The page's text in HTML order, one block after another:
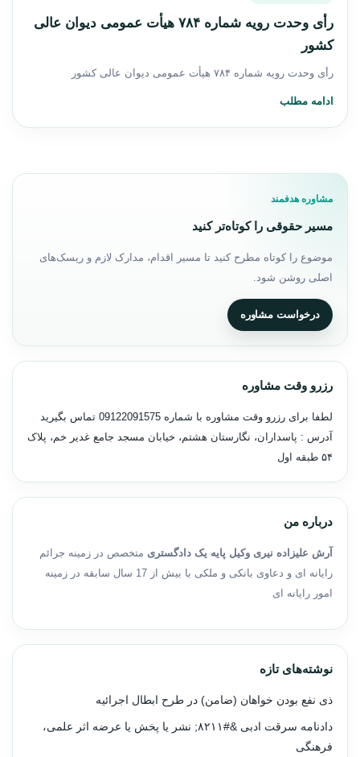
رأی وحدت رویه شماره ۷۸۴ هیأت عمومی دیوان عالی
کشور
رأی وحدت رویه شماره ۷۸۴ هیأت عمومی دیوان عالی کشور
ادامه مطلب
مشاوره هدفمند
مسیر حقوقی را کوتاه‌تر کنید
موضوع را کوتاه مطرح کنید تا مسیر اقدام، مدارک لازم و ریسک‌های
اصلی روشن شود.
درخواست مشاوره
رزرو وقت مشاوره
لطفا برای رزرو وقت مشاوره با شماره 09122091575 تماس بگیرید
آدرس : پاسداران، نگارستان هشتم، خیابان مسجد جامع غدیر خم، پلاک
۵۴ طبقه اول
درباره من
آرش علیزاده نیری وکیل پایه یک دادگستری متخصص در زمینه جرائم
رایانه ای و دعاوی بانکی و ملکی با بیش از 17 سال سابقه در زمینه
امور رایانه ای
نوشته‌های تازه
ذی نفع بودن خواهان (ضامن) در طرح ابطال اجرائیه
دادنامه سرقت ادبی &#۸۲۱۱; نشر یا پخش یا عرضه اثر علمی،
فرهنگی